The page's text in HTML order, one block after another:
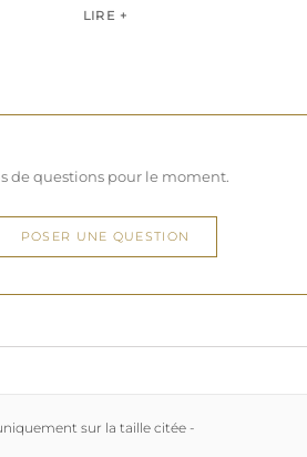
collections ultra féminines et des
LIRE +
de questions pour le moment.
POSER UNE QUESTION
sur la taille citée -